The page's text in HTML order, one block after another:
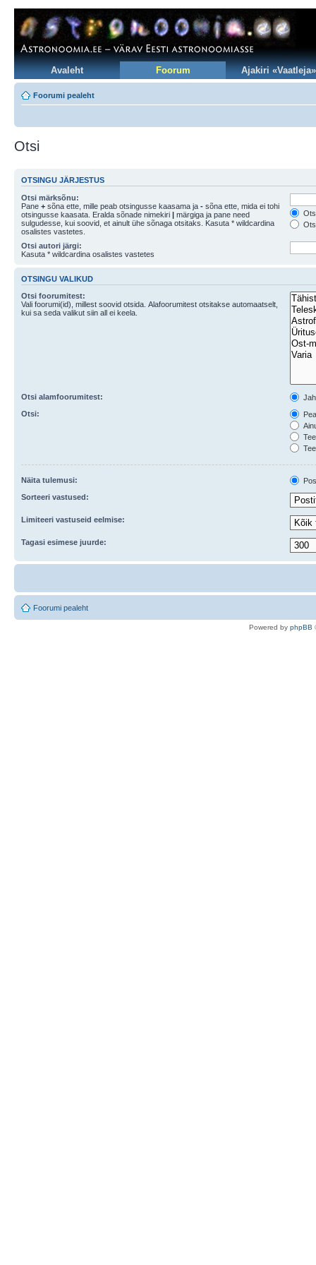
Avaleht Foorum Ajakiri «Vaatleja»
Foorumi pealeht
Otsi
OTSINGU JÄRJESTUS
Otsi märksõnu:
Pane + sõna ette, mille peab otsingusse kaasama ja - sõna ette, mida ei tohi
otsingusse kaasata. Eralda sõnade nimekiri | märgiga ja pane need
sulgudesse, kui soovid, et ainult ühe sõnaga otsitaks. Kasuta * wildcardina
osalistes vastetes.
Otsi autori järgi:
Kasuta * wildcardina osalistes vastetes
OTSINGU VALIKUD
Otsi foorumitest:
Vali foorumi(id), millest soovid otsida. Alafoorumitest otsitakse automaatselt,
kui sa seda valikut siin all ei keela.
Otsi alamfoorumitest:
Jah
Otsi:
Näita tulemusi:
Sorteeri vastused:
Limiteeri vastuseid eelmise:
Tagasi esimese juurde:
Foorumi pealeht
Powered by phpBB